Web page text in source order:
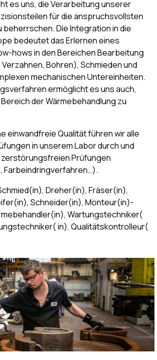
es uns, die Verarbeitung unserer
für die anspruchsvollsten
beherrschen. Die Integration in die
bedeutet das Erlernen eines
hows in den Bereichen Bearbeitung
Bohren), Schmieden und
mechanischen Untereinheiten.
ermöglicht es uns auch,
der Wärmebehandlung zu
einwandfreie Qualität führen wir alle
in unserem Labor durch und
Prüfungen
Farbeindringverfahren…).
Dreher(in), Fräser(in),
Schneider(in), Monteur(in)-
Wartungstechniker(
(in), Qualitätskontrolleur(